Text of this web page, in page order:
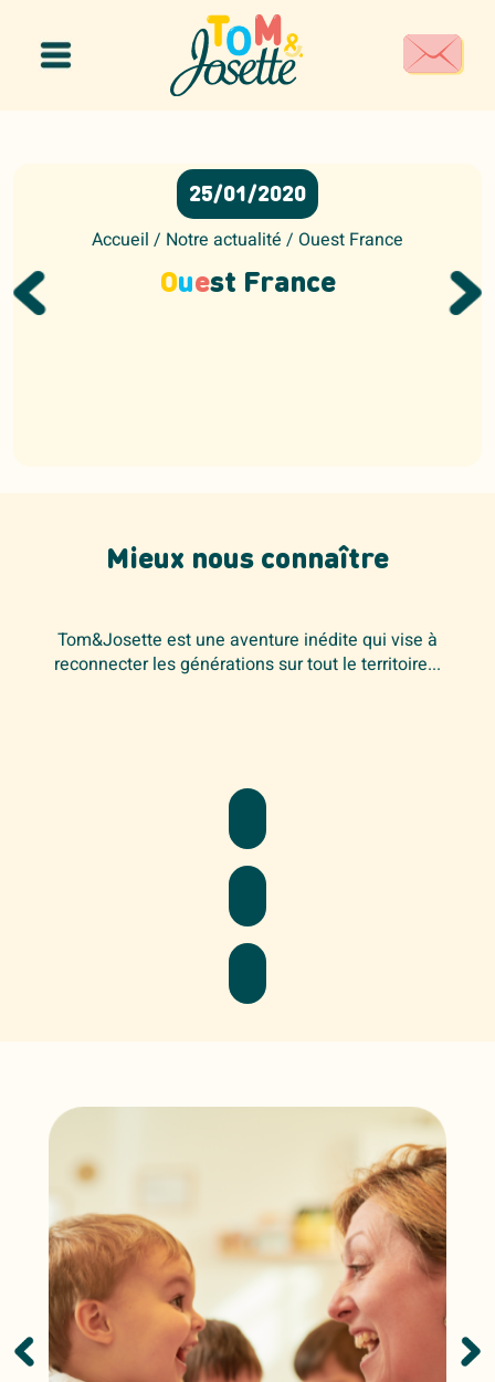
25/01/2020
Accueil / Notre actualité / Ouest France
Ouest France
Mieux nous connaître
Tom&Josette est une aventure inédite qui vise à
reconnecter les générations sur tout le territoire...
Panneau de gestion des cookies